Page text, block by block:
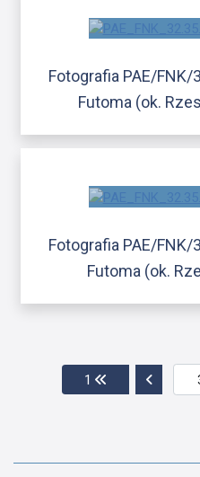
Fotografia PAE/
Futoma (ok.
Fotografia PAE/
Futoma (ok.
1 Przejdź doPrzejdź